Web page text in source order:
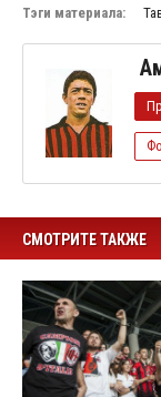
Тэги материала:
СМОТРИТЕ ТАКЖЕ